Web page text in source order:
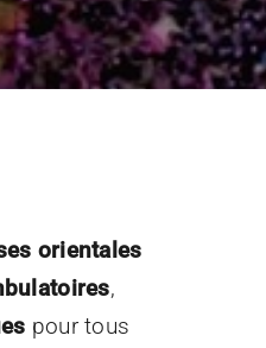
orientales
,
pour tous